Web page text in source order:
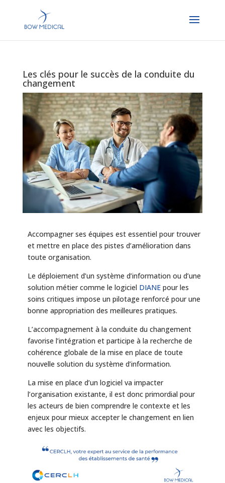
Les clés pour le succès de la conduite du
changement
Accompagner ses équipes est essentiel pour trouver
et mettre en place des pistes d’amélioration dans
toute organisation.
Le déploiement d’un système d’information ou d’une
solution métier comme le logiciel DIANEpour les
soins critiques impose un pilotage renforcé pour une
bonne appropriation des meilleures pratiques.
L’accompagnement à la conduite du changement
favorise l’intégration et participe à la recherche de
cohérence globale de la mise en place de toute
nouvelle solution du système d’information.
La mise en place d’un logiciel va impacter
l’organisation existante, il est donc primordial pour
les acteurs de bien comprendre le contexte et les
enjeux pour mieux accepter le changement en lien
avec les objectifs.